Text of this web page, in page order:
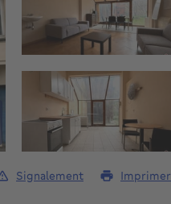
Signalement Imprimer